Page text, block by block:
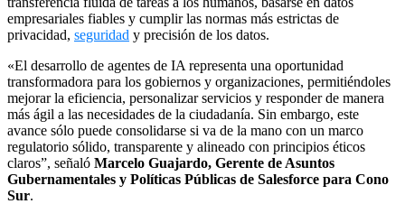
empresariales fiables y cumplir las normas más estrictas de
privacidad, seguridad y precisión de los datos.
«El desarrollo de agentes de IA representa una oportunidad
transformadora para los gobiernos y organizaciones, permitiéndoles
mejorar la eficiencia, personalizar servicios y responder de manera
más ágil a las necesidades de la ciudadanía. Sin embargo, este
avance sólo puede consolidarse si va de la mano con un marco
regulatorio sólido, transparente y alineado con principios éticos
claros”, señaló Marcelo Guajardo, Gerente de Asuntos
Gubernamentales y Políticas Públicas de Salesforce para Cono
Sur.